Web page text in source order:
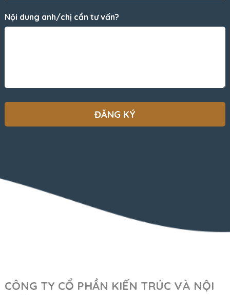
Nội dung anh/chị cần tư vấn?
CÔNG TY CỔ PHẦN KIẾN TRÚC VÀ NỘI